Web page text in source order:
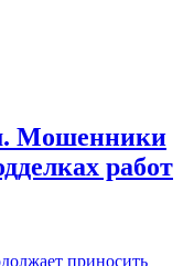
Мошенники
работ
приносить